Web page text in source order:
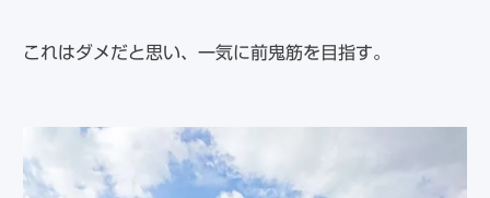
これはダメだと思い、一気に前鬼筋を目指す。